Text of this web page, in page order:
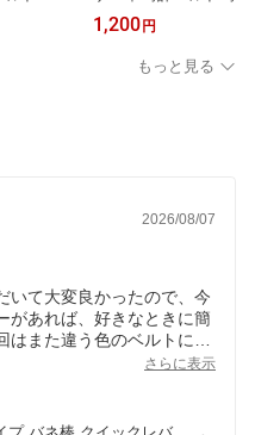
計バンド
計ベルト
ベルト 腕時計ベルト ス
ムース 牛革 メンズ レデ
ィース レバー 10mm 11
mm 12mm 13mm 14mm
1,200円
もっと見る
2026/08/07
いて大変良かったので、今
があれば、好きなときに簡
また違う色のベルトにレ
楽しみたいと思っていま
さらに表示